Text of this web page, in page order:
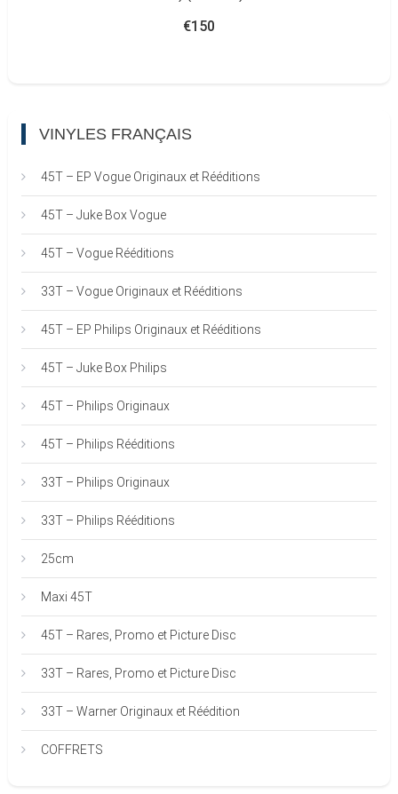
€150
VINYLES FRANÇAIS
45T – EP Vogue Originaux et Rééditions
45T – Juke Box Vogue
45T – Vogue Rééditions
33T – Vogue Originaux et Rééditions
45T – EP Philips Originaux et Rééditions
45T – Juke Box Philips
45T – Philips Originaux
45T – Philips Rééditions
33T – Philips Originaux
33T – Philips Rééditions
25cm
Maxi 45T
45T – Rares, Promo et Picture Disc
33T – Rares, Promo et Picture Disc
33T – Warner Originaux et Réédition
COFFRETS